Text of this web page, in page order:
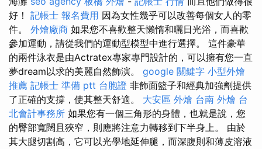
好！ 記帳士 報名費用 因為女性幾乎可以改善每個女人的零
件。 外燴廠商 如果您不喜歡整天懶惰和曬日光浴，而喜歡
參加運動，請從我們的運動型模型中進行選擇。 這件豪華
的兩件泳衣是由Actratex專家專門設計的，可以擁有您一直
夢dream以求的美麗自然飾演。 google 關鍵字 小型外燴
推薦 記帳士 準備 ptt 台胞證 非飾面籃子和經典加強劑提供
了正確的支撐，使其整天舒適。 大安區 外燴 台南 外燴 台
北會計事務所 如果您有一個三角形的身體，也就是說，您
的臀部寬闊且狹窄，則應將注意力轉移到下半身上。 由於
其大腿切割高，它可以光學地延伸腿，而深腹則和薄皮溶液